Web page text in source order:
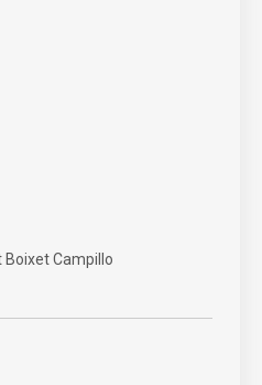
Boixet Campillo